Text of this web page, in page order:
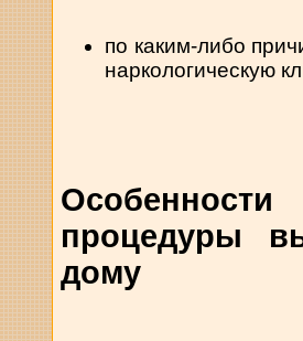
по каким-либо
наркологическую
процедуры
дому